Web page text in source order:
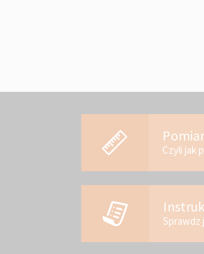
Czyli jak
Sprawdz